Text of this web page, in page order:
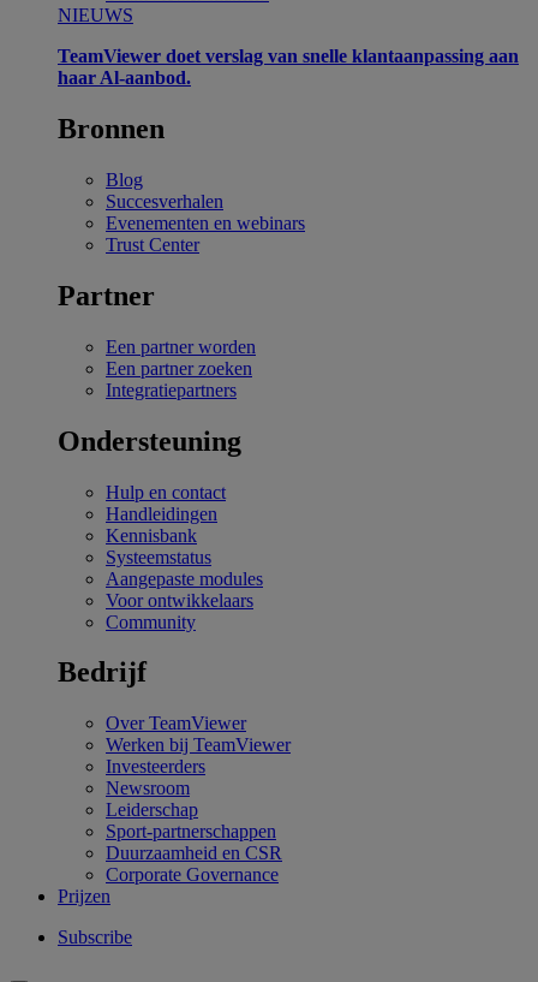
NIEUWS
TeamViewer doet verslag van snelle klantaanpassing aan
haar Al-aanbod.
Bronnen
Blog
Succesverhalen
Evenementen en webinars
Trust Center
Partner
Een partner worden
Een partner zoeken
Integratiepartners
Ondersteuning
Hulp en contact
Handleidingen
Kennisbank
Systeemstatus
Aangepaste modules
Voor ontwikkelaars
Community
Bedrijf
Over TeamViewer
Werken bij TeamViewer
Investeerders
Newsroom
Leiderschap
Sport-partnerschappen
Duurzaamheid en CSR
Corporate Governance
Prijzen
Subscribe